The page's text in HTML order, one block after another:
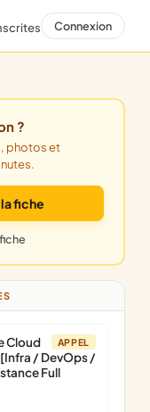
Connexion
?
fiche
APPEL
Cloud
/ DevOps /
Full